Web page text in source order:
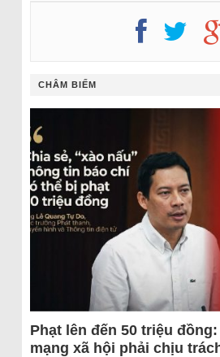
CHÂM BIẾM
Phạt lên đến 50 triệu
mạng xã hội phải chịu